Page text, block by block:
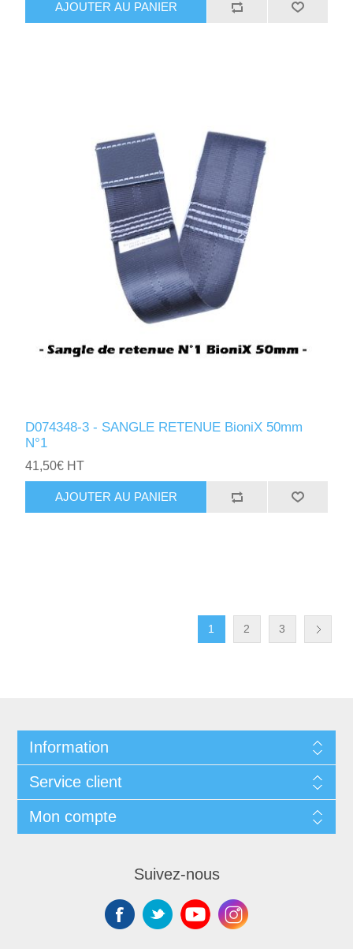
AJOUTER AU PANIER
D074348-3 - SANGLE RETENUE BioniX 50mm
N°1
41,50€ HT
AJOUTER AU PANIER
1 2 3
Information
Service client
Mon compte
Suivez-nous